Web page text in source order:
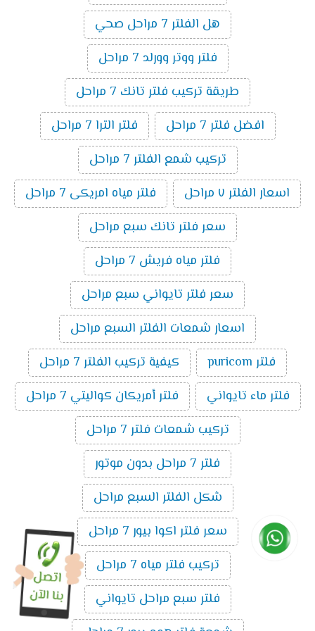
مصري اتصل الآن للشراء: 01119150007 اتصل الآن
للشراء: 01069694007 لمزيد من التفاصيل، يمكنك
زيارة موقعنا الإلكتروني.
هل الفلتر 7 مراحل صحي
فلتر ووتر وورلد 7 مراحل
طريقة تركيب فلتر تانك 7 مراحل
افضل فلتر 7 مراحل
فلتر الترا 7 مراحل
تركيب شمع الفلتر 7 مراحل
اسعار الفلتر ٧ مراحل
فلتر مياه امريكى 7 مراحل
سعر فلتر تانك سبع مراحل
فلتر مياه فريش 7 مراحل
سعر فلتر تايواني سبع مراحل
اسعار شمعات الفلتر السبع مراحل
فلتر puricom
كيفية تركيب الفلتر 7 مراحل
فلتر ماء تايواني
فلتر أمريكان كواليتي 7 مراحل
تركيب شمعات فلتر 7 مراحل
فلتر 7 مراحل بدون موتور
شكل الفلتر السبع مراحل
سعر فلتر اكوا بيور 7 مراحل
تركيب فلتر مياه 7 مراحل
فلتر سبع مراحل تايواني